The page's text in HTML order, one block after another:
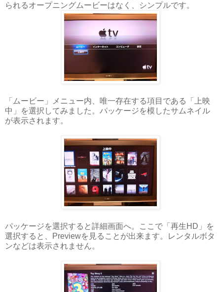
られるオープニングムービーはなく、シンプルです。
「ムービー」メニュー内、唯一存在する項目である「上映
中」を選択してみました。パッケージを模したサムネイル
が表示されます。
パッケージを選択すると詳細画面へ。ここで「再生HD」を
選択すると、Previewを見ることが出来ます。レンタルボタ
ンなどは表示されません。